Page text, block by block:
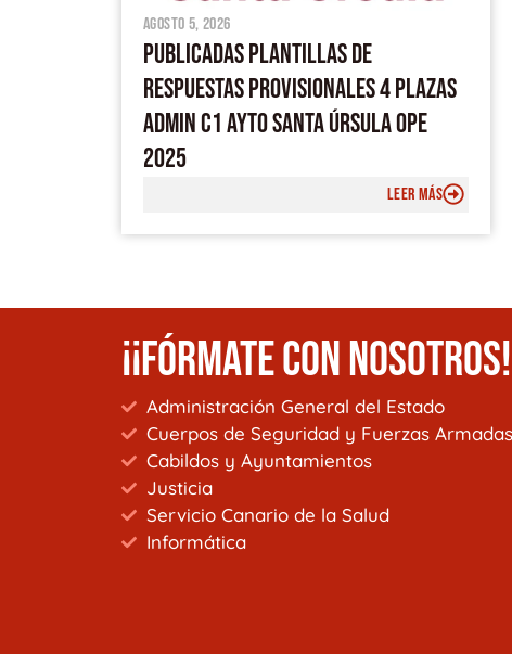
agosto 5, 2026
PUBLICADAS PLANTILLAS DE
RESPUESTAS PROVISIONALES 4 PLAZAS
ADMIN C1 AYTO SANTA ÚRSULA OPE
2025
LEER MÁS
¡¡FÓRMATE CON
Administración General del Estado
Cuerpos de Seguridad y Fuerzas Armadas
Cabildos y Ayuntamientos
Justicia
Servicio Canario de la Salud
Informática